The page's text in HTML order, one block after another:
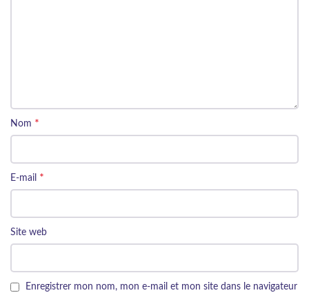
Nom *
E-mail *
Site web
Enregistrer mon nom, mon e-mail et mon site dans le navigateur